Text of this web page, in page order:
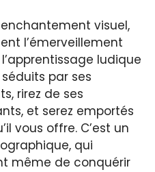
visuel,
l’émerveillement
ludique
séduits par ses
rirez de ses
et serez emportés
vous offre. C’est un
qui
même de conquérir